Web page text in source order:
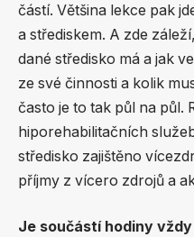
částí. Většina lekce pak
a střediskem. A zde
dané středisko má a jak
ze své činnosti a kolik
často je to tak půl na půl.
hiporehabilitačních
středisko zajištěno
příjmy z vícero zdrojů a
Je součástí hodiny